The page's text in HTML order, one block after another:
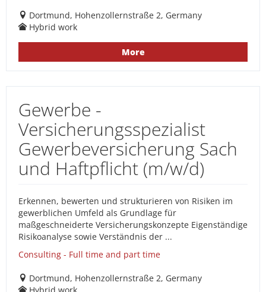
Dortmund, Hohenzollernstraße 2, Germany
Hybrid work
More
Gewerbe -
Versicherungsspezialist
Gewerbeversicherung Sach
und Haftpflicht (m/w/d)
Erkennen, bewerten und strukturieren von Risiken im
gewerblichen Umfeld als Grundlage für
maßgeschneiderte Versicherungskonzepte Eigenständige
Risikoanalyse sowie Verständnis der ...
Consulting - Full time and part time
Dortmund, Hohenzollernstraße 2, Germany